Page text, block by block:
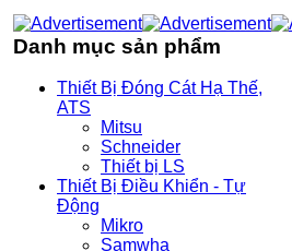
Danh mục sản phẩm
Thiết Bị Đóng Cát Hạ Thế,
ATS
Mitsu
Schneider
Thiết bị LS
Thiết Bị Điều Khiển - Tự
Động
Mikro
Samwha